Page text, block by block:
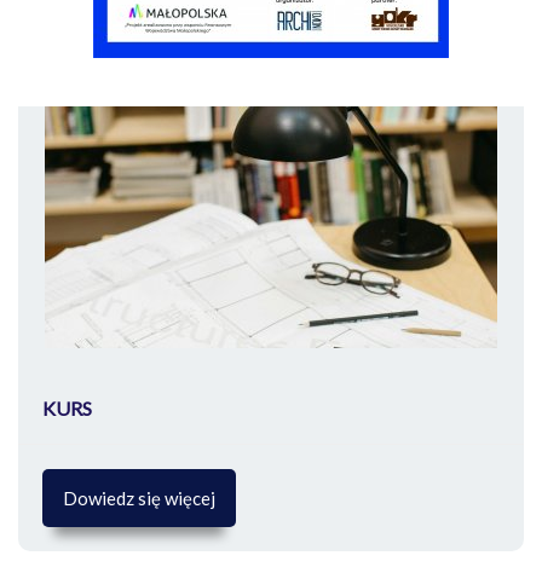
KURS
Dowiedz się więcej